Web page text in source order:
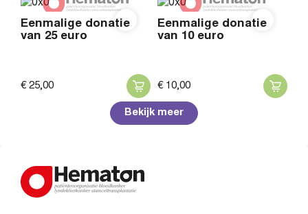
Eenmalige donatie
van 25 euro
€ 25,00
Eenmalige donatie
van 10 euro
€ 10,00
Bekijk meer